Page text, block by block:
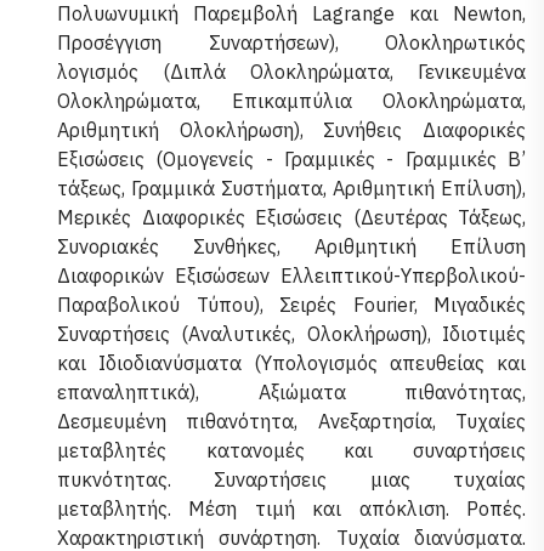
Πολυωνυμική Παρεμβολή Lagrange και Newton,
Προσέγγιση Συναρτήσεων), Ολοκληρωτικός
λογισμός (Διπλά Ολοκληρώματα, Γενικευμένα
Ολοκληρώματα, Επικαμπύλια Ολοκληρώματα,
Αριθμητική Ολοκλήρωση), Συνήθεις Διαφορικές
Εξισώσεις (Ομογενείς - Γραμμικές - Γραμμικές Β’
τάξεως, Γραμμικά Συστήματα, Αριθμητική Επίλυση),
Μερικές Διαφορικές Εξισώσεις (Δευτέρας Τάξεως,
Συνοριακές Συνθήκες, Αριθμητική Επίλυση
Διαφορικών Εξισώσεων Ελλειπτικού-Υπερβολικού-
Παραβολικού Τύπου), Σειρές Fourier, Μιγαδικές
Συναρτήσεις (Αναλυτικές, Ολοκλήρωση), Ιδιοτιμές
και Ιδιοδιανύσματα (Υπολογισμός απευθείας και
επαναληπτικά), Αξιώματα πιθανότητας,
Δεσμευμένη πιθανότητα, Ανεξαρτησία, Τυχαίες
μεταβλητές κατανομές και συναρτήσεις
πυκνότητας. Συναρτήσεις μιας τυχαίας
μεταβλητής. Μέση τιμή και απόκλιση. Ροπές.
Χαρακτηριστική συνάρτηση. Τυχαία διανύσματα.